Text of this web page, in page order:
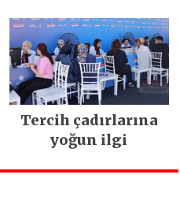
edildi
Tercih çadırlarına
yoğun ilgi